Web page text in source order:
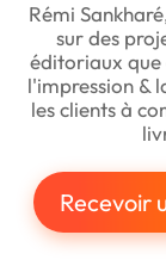
Rémi
sur des
éditoriaux
l'impression &
les clients à
Recevoir